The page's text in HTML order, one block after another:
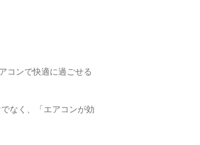
コンで快適に過ごせる
なく、「エアコンが効